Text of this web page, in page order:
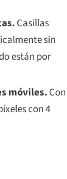
Casillas
sin
están por
móviles. Con
con 4